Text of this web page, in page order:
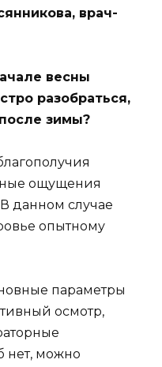
врач-
весны
разобраться,
зимы?
ощущения
данном случае
опытному
параметры
осмотр,
нет, можно